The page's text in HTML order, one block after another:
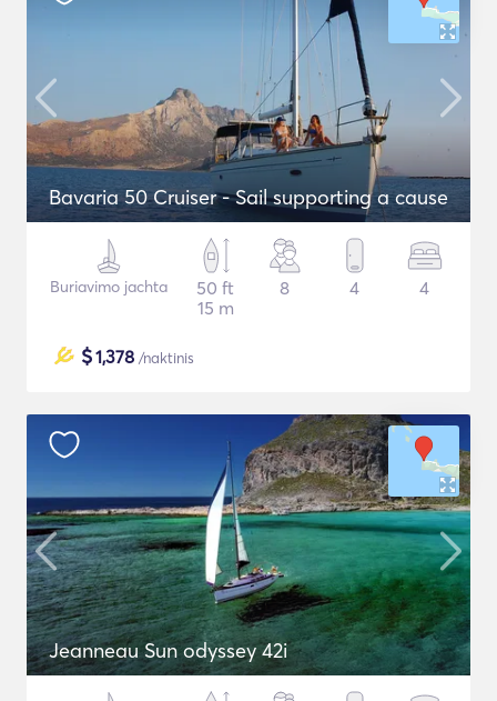
Bavaria 50 Cruiser - Sail supporting a cause
Buriavimo jachta
50 ft
15 m
8 4 4
$1,378 /naktinis
Jeanneau Sun odyssey 42i